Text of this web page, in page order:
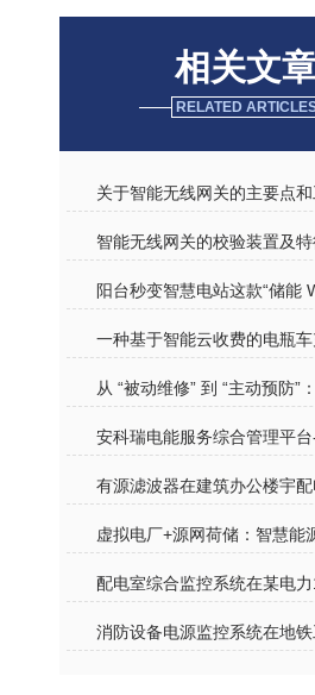
相关文
RELATED
关于智能无线网关的主要点
智能无线网关的校验装置及特
消防设备电源监控系统在地